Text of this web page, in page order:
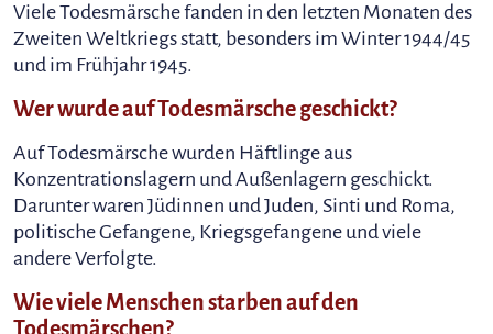
Viele Todesmärsche fanden in den letzten Monaten des
Zweiten Weltkriegs statt, besonders im Winter 1944/45
und im Frühjahr 1945.
Wer wurde auf Todesmärsche geschickt?
Auf Todesmärsche wurden Häftlinge aus
Konzentrationslagern und Außenlagern geschickt.
Darunter waren Jüdinnen und Juden, Sinti und Roma,
politische Gefangene, Kriegsgefangene und viele
andere Verfolgte.
Wie viele Menschen starben auf den
Todesmärschen?